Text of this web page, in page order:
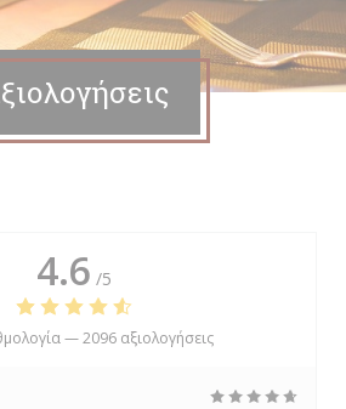
4.6 /5
—2096 αξιολογήσεις